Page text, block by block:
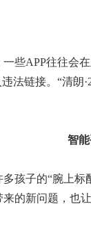
APP往往会在
法链接。“清
智
子的“腕上标
的新问题，也